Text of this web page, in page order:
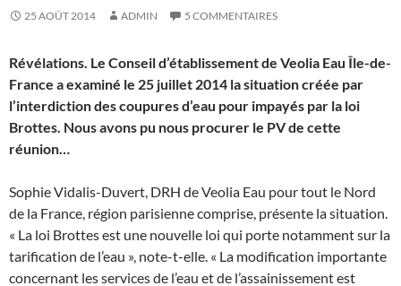
25 AOÛT 2014 ADMIN 5 COMMENTAIRES
Révélations. Le Conseil d’établissement de Veolia Eau Île-de-
France a examiné le 25 juillet 2014 la situation créée par
l’interdiction des coupures d’eau pour impayés par la loi
Brottes. Nous avons pu nous procurer le PV de cette
réunion…
Sophie Vidalis-Duvert, DRH de Veolia Eau pour tout le Nord
de la France, région parisienne comprise, présente la situation.
« La loi Brottes est une nouvelle loi qui porte notamment sur la
tarification de l’eau », note-t-elle. « La modification importante
concernant les services de l’eau et de l’assainissement est